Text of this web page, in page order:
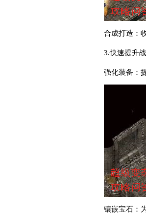
合成打造：
3.快速提升
强化装备：
镶嵌宝石：